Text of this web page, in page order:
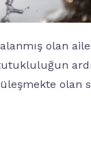
olan
olan